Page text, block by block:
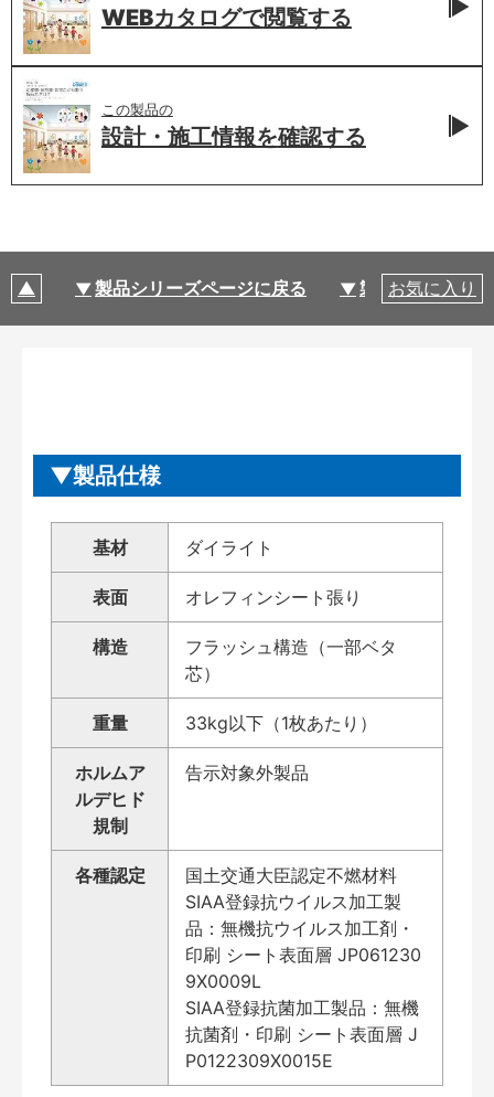
WEBカタログで閲覧する
この製品の
設計・施工情報を確認する
製品シリーズページに戻る 製品仕様
お気に入り
製品仕様
基材 ダイライト
表面 オレフィンシート張り
構造
フラッシュ構造（一部ベタ
芯）
重量 33kg以下（1枚あたり）
ホルムア
ルデヒド
規制
告示対象外製品
各種認定
国土交通大臣認定不燃材料
SIAA登録抗ウイルス加工製
品：無機抗ウイルス加工剤・
印刷 シート表面層 JP061230
9X0009L
SIAA登録抗菌加工製品：無機
抗菌剤・印刷 シート表面層 J
P0122309X0015E